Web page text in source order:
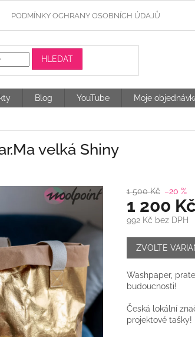
PODMÍNKY OCHRANY OSOBNÍCH ÚDAJŮ
HLEDAT
Blog YouTube Moje
velká Shiny
1 500 Kč –20 %
1 200 Kč
992 Kč bez DPH
Měrná
cena:
ZVOLTE
Washpaper,
budoucnosti!
Česká lokální
projektové tašky!